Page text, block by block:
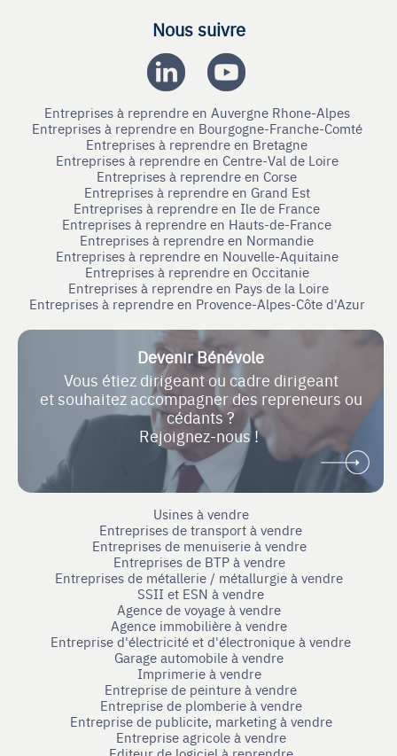
Nous suivre
Entreprises à reprendre en Auvergne Rhone-Alpes
Entreprises à reprendre en Bourgogne-Franche-Comté
Entreprises à reprendre en Bretagne
Entreprises à reprendre en Centre-Val de Loire
Entreprises à reprendre en Corse
Entreprises à reprendre en Grand Est
Entreprises à reprendre en Ile de France
Entreprises à reprendre en Hauts-de-France
Entreprises à reprendre en Normandie
Entreprises à reprendre en Nouvelle-Aquitaine
Entreprises à reprendre en Occitanie
Entreprises à reprendre en Pays de la Loire
Entreprises à reprendre en Provence-Alpes-Côte d'Azur
Devenir Bénévole
Vous étiez dirigeant ou cadre dirigeant
et souhaitez accompagner des repreneurs ou
cédants ?
Rejoignez-nous !
Usines à vendre
Entreprises de transport à vendre
Entreprises de menuiserie à vendre
Entreprises de BTP à vendre
Entreprises de métallerie / métallurgie à vendre
SSII et ESN à vendre
Agence de voyage à vendre
Agence immobilière à vendre
Entreprise d'électricité et d'électronique à vendre
Garage automobile à vendre
Imprimerie à vendre
Entreprise de peinture à vendre
Entreprise de plomberie à vendre
Entreprise de publicite, marketing à vendre
Entreprise agricole à vendre